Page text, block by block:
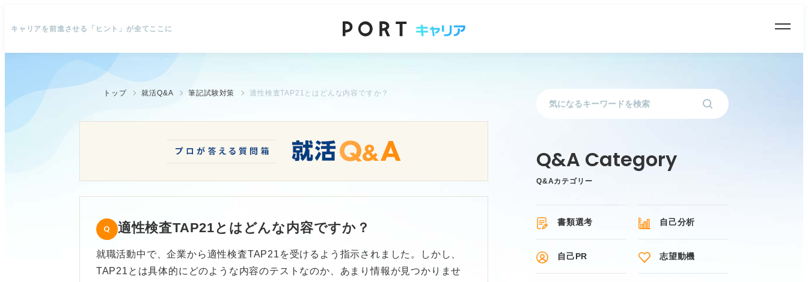
キャリアを前進させる「ヒント」が全てここに
トップ 就活Q&A 筆記試験対策 適性検査TAP21とはどんな内容ですか？
適性検査TAP21とはどんな内容ですか？
就職活動中で、企業から適性検査TAP21を受けるよう指示されました。しかし、
TAP21とは具体的にどのような内容のテストなのか、あまり情報が見つかりませ
Q&Aカテゴリー
書類選考 自己分析
自己PR 志望動機